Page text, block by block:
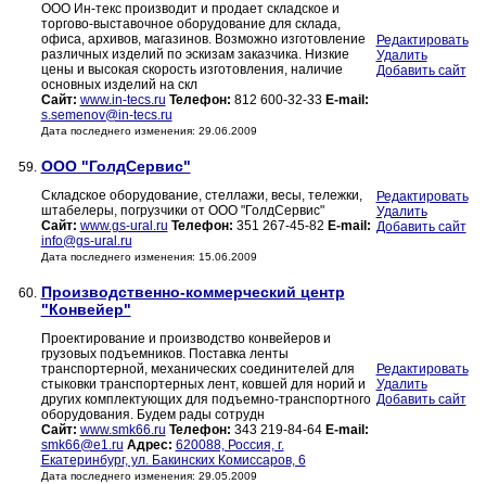
ООО Ин-текс производит и продает складское и
торгово-выставочное оборудование для склада,
офиса, архивов, магазинов. Возможно изготовление
различных изделий по эскизам заказчика. Низкие
цены и высокая скорость изготовления, наличие
основных изделий на скл
Сайт: www.in-tecs.ru Телефон: 812 600-32-33 E-mail:
s.semenov@in-tecs.ru
Дата последнего изменения: 29.06.2009
Редактировать
Удалить
Добавить сайт
59. ООО "ГолдСервис"
Складское оборудование, стеллажи, весы, тележки,
штабелеры, погрузчики от ООО "ГолдСервис"
Сайт: www.gs-ural.ru Телефон: 351 267-45-82 E-mail:
info@gs-ural.ru
Дата последнего изменения: 15.06.2009
Редактировать
Удалить
Добавить сайт
60. Производственно-коммерческий центр
"Конвейер"
Проектирование и производство конвейеров и
грузовых подъемников. Поставка ленты
транспортерной, механических соединителей для
стыковки транспортерных лент, ковшей для норий и
других комплектующих для подъемно-транспортного
оборудования. Будем рады сотрудн
Сайт: www.smk66.ru Телефон: 343 219-84-64 E-mail:
smk66@e1.ru Адрес: 620088, Россия, г.
Екатеринбург, ул. Бакинских Комиссаров, 6
Дата последнего изменения: 29.05.2009
Редактировать
Удалить
Добавить сайт